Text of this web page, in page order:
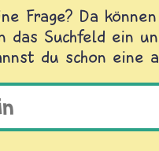
Frage? Da
Suchfeld ein
du schon eine